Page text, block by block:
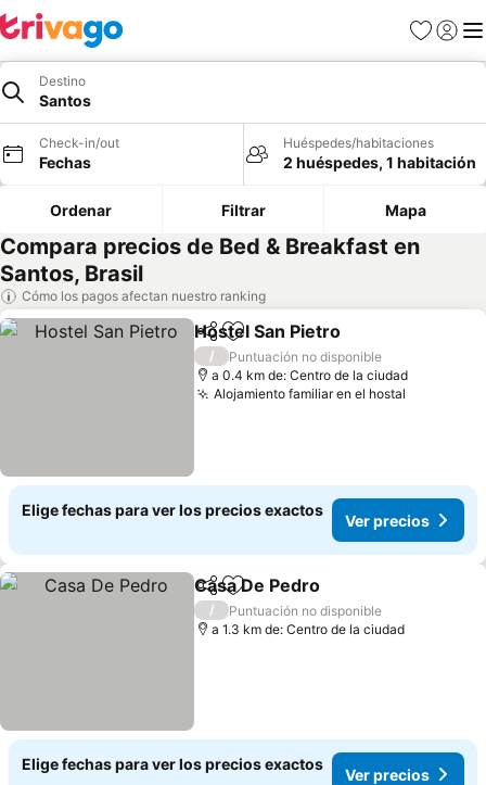
Favoritos
Iniciar
Destino
Santos
Check-in/out
Fechas
Huéspedes/habitaciones
2 huéspedes, 1 habitación
Ordenar Filtrar Mapa
Compara precios de Bed & Breakfast en
Santos, Brasil
Cómo los pagos afectan nuestro ranking
CompartirAgregar a favoritos
Hostel San Pietro
/
Puntuación no disponible
a 0.4 km de: Centro de la ciudad
Alojamiento familiar en el hostal
Elige fechas para ver los precios exactos
Ver precios
CompartirAgregar a favoritos
Casa De Pedro
/
Puntuación no disponible
a 1.3 km de: Centro de la ciudad
Elige fechas para ver los precios exactos
Ver precios